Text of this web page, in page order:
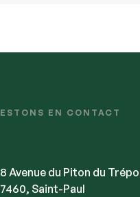
EN CONTACT
Avenue du Piton du
Saint-Paul